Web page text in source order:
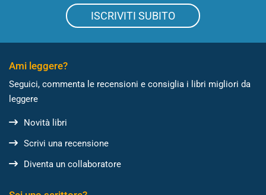
ISCRIVITI SUBITO
Ami leggere?
Seguici, commenta le recensioni e consiglia i libri migliori da
leggere
Novità libri
Scrivi una recensione
Diventa un collaboratore